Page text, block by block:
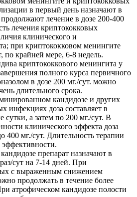
в первый день назначают в
лечение в дозе 200-400
лечения криптококковых
клинического и
при криптококковом менингите
крайней мере, 6-8 недель.
криптококкового менингита у
полного курса первичного
в дозе 200 мг./сут. можно
длительного срока.
кандидозе и других
инфекциях доза составляет в
сутки, а затем по 200 мг./сут. В
клинического эффекта доза
400 мг./сут. Длительность терапии
эффективности.
препарат назначают в
сут на 7-14 дней. При
с выраженным снижением
продолжать в течение более
атрофическом кандидозе полости